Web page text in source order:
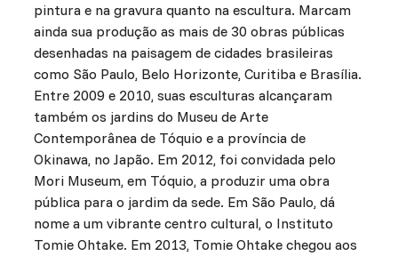
pintura e na gravura quanto na escultura. Marcam
ainda sua produção as mais de 30 obras públicas
desenhadas na paisagem de cidades brasileiras
como São Paulo, Belo Horizonte, Curitiba e Brasília.
Entre 2009 e 2010, suas esculturas alcançaram
também os jardins do Museu de Arte
Contemporânea de Tóquio e a província de
Okinawa, no Japão. Em 2012, foi convidada pelo
Mori Museum, em Tóquio, a produzir uma obra
pública para o jardim da sede. Em São Paulo, dá
nome a um vibrante centro cultural, o Instituto
Tomie Ohtake. Em 2013, Tomie Ohtake chegou aos